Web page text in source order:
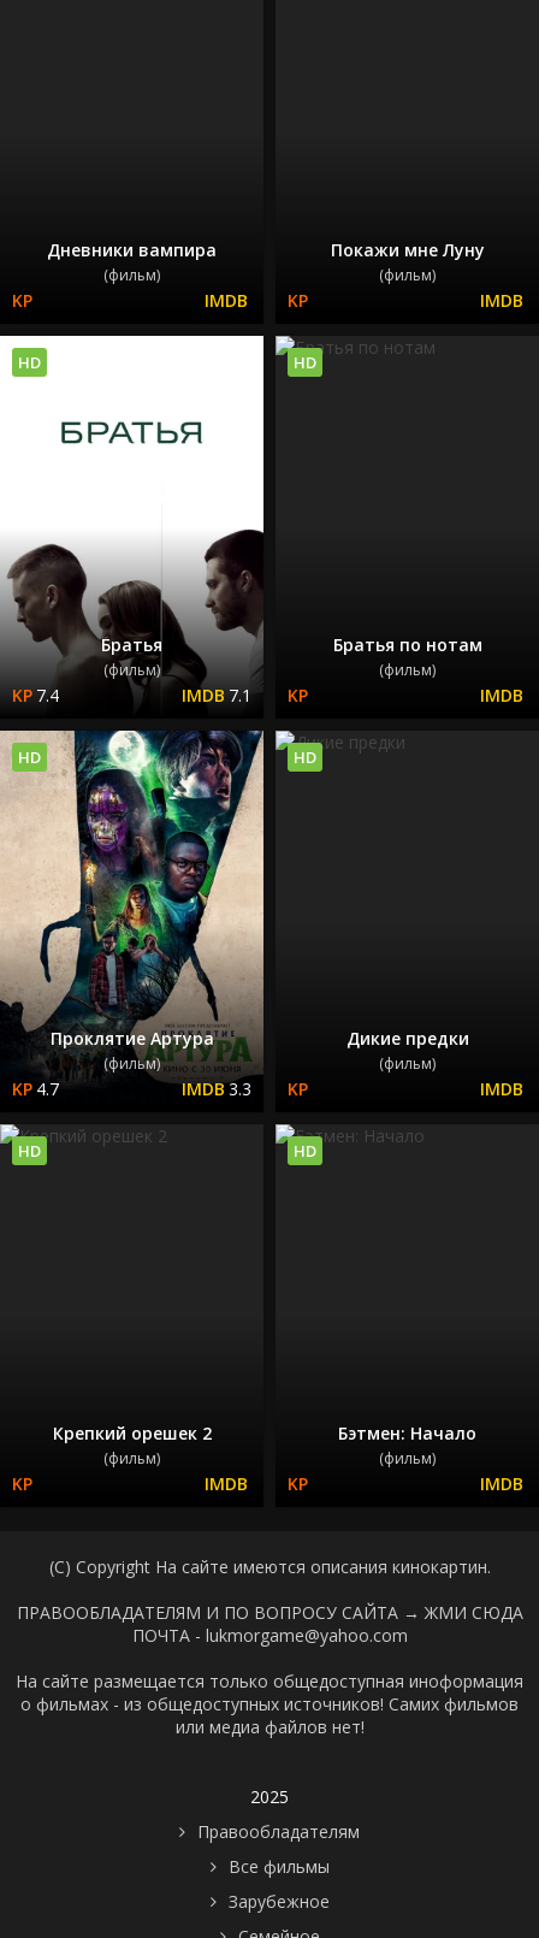
Дневники вампира
(фильм)
Покажи мне Луну
(фильм)
Братья
(фильм)
7.4 7.1
HD
Братья по нотам
(фильм)
HD
Проклятие Артура
(фильм)
4.7 3.3
HD
Дикие предки
(фильм)
HD
Крепкий орешек 2
(фильм)
HD
Бэтмен: Начало
(фильм)
HD
(C) Copyright На сайте имеются описания кинокартин.
ПРАВООБЛАДАТЕЛЯМ И ПО ВОПРОСУ САЙТА → ЖМИ СЮДА
ПОЧТА - lukmorgame@yahoo.com
На сайте размещается только общедоступная иноформация
о фильмах - из общедоступных источников! Самих фильмов
или медиа файлов нет!
2025
Правообладателям
Все фильмы
Зарубежное